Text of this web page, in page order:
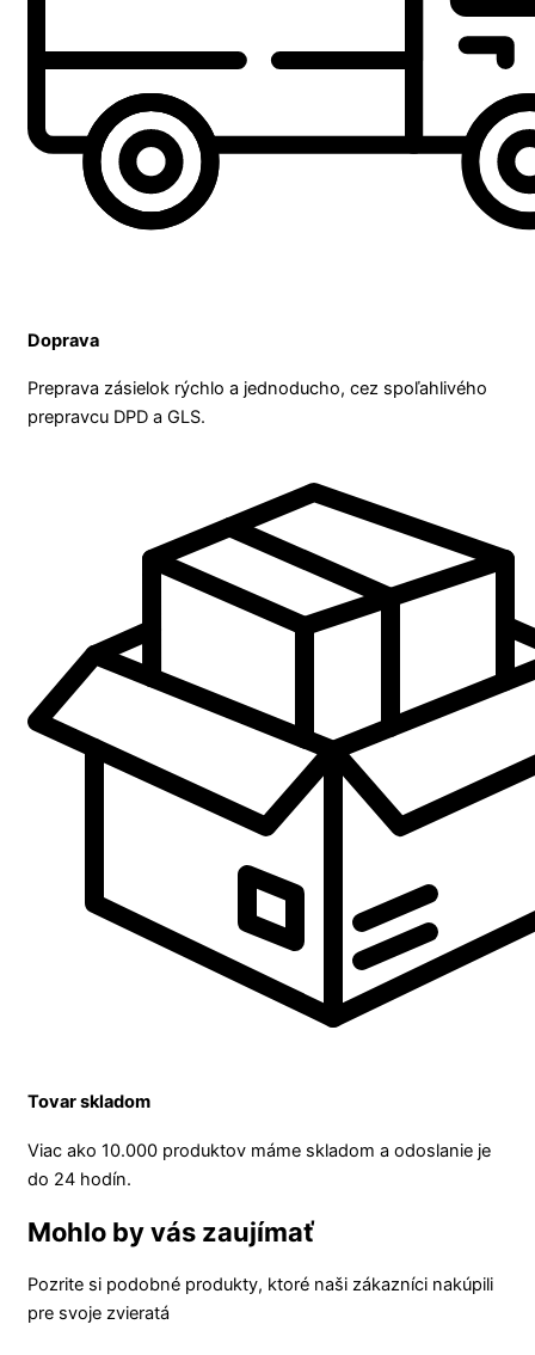
Doprava
Preprava zásielok rýchlo a jednoducho, cez spoľahlivého
prepravcu DPD a GLS.
Tovar skladom
Viac ako 10.000 produktov máme skladom a odoslanie je
do 24 hodín.
Mohlo by vás zaujímať
Pozrite si podobné produkty, ktoré naši zákazníci nakúpili
pre svoje zvieratá